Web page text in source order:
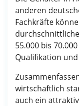
anderen
Fachkräfte
55.000 bis
Qualifikation
wirtschaftlich
auch ein